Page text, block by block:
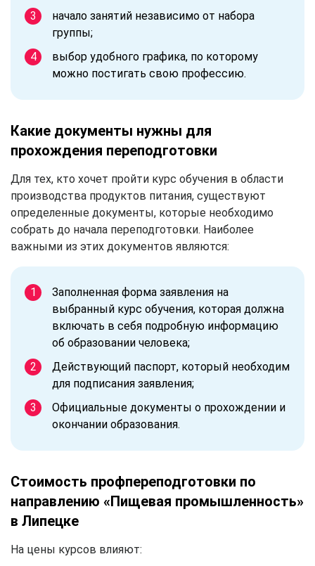
начало занятий независимо от набора
группы;
выбор удобного графика, по которому
можно постигать свою профессию.
Какие документы нужны для
прохождения переподготовки
Для тех, кто хочет пройти курс обучения в области
производства продуктов питания, существуют
определенные документы, которые необходимо
собрать до начала переподготовки. Наиболее
важными из этих документов являются:
Заполненная форма заявления на
выбранный курс обучения, которая должна
включать в себя подробную информацию
об образовании человека;
Действующий паспорт, который необходим
для подписания заявления;
Официальные документы о прохождении и
окончании образования.
Стоимость профпереподготовки по
направлению «Пищевая промышленность»
в Липецке
На цены курсов влияют: